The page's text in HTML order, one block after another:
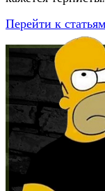
Перейти к статьям